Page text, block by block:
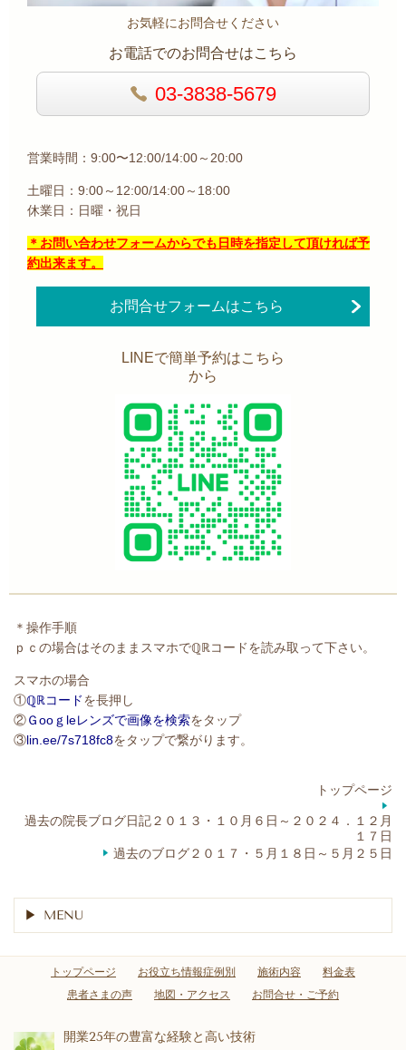
お気軽にお問合せください
お電話でのお問合せはこちら
03-3838-5679
営業時間：9:00〜12:00/14:00～20:00
土曜日：9:00～12:00/14:00～18:00
休業日：日曜・祝日
＊お問い合わせフォームからでも日時を指定して頂ければ予
約出来ます。
お問合せフォームはこちら
LINEで簡単予約はこちら
から
＊操作手順
ｐｃの場合はそのままスマホでℚℝコードを読み取って下さい。
スマホの場合
①ℚℝコードを長押し
②Ｇooｇleレンズで画像を検索をタップ
③lin.ee/7s718fc8をタップで繋がります。
トップページ
過去の院長ブログ日記２０１３・１０月６日～２０２４．１２月
１７日
過去のブログ２０１７・５月１８日～５月２５日
MENU
トップページ お役立ち情報症例別 施術内容
料金表
患者さまの声
地図・アクセス お問合せ・ご予約
開業25年の豊富な経験と高い技術